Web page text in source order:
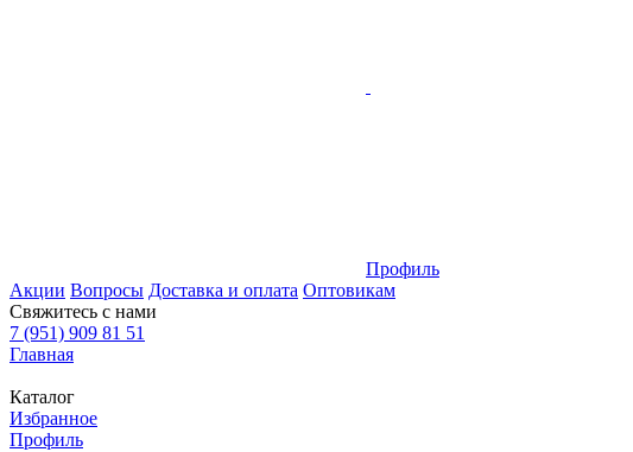
Профиль
Акции Вопросы Доставка и оплата Оптовикам
Свяжитесь с нами
7 (951) 909 81 51
Главная
Каталог
Избранное
Профиль